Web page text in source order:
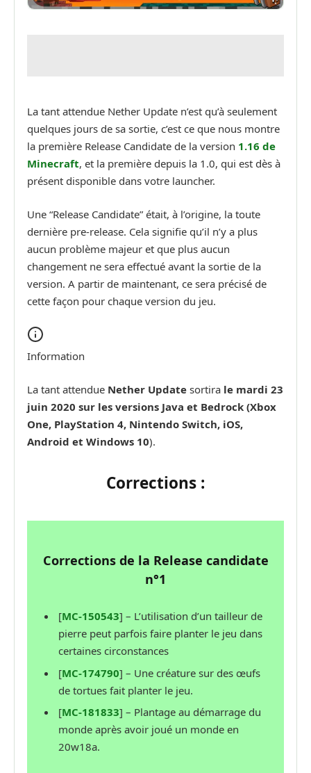
La tant attendue Nether Update n’est qu’à seulement
quelques jours de sa sortie, c’est ce que nous montre
la première Release Candidate de la version 1.16 de
Minecraft, et la première depuis la 1.0, qui est dès à
présent disponible dans votre launcher.
Une “Release Candidate” était, à l’origine, la toute
dernière pre-release. Cela signifie qu’il n’y a plus
aucun problème majeur et que plus aucun
changement ne sera effectué avant la sortie de la
version. A partir de maintenant, ce sera précisé de
cette façon pour chaque version du jeu.
Information
La tant attendue Nether Update sortira le mardi 23
juin 2020 sur les versions Java et Bedrock (Xbox
One, PlayStation 4, Nintendo Switch, iOS,
Android et Windows 10).
Corrections :
Corrections de la Release candidate
n°1
[MC-150543] – L’utilisation d’un tailleur de
pierre peut parfois faire planter le jeu dans
certaines circonstances
[MC-174790] – Une créature sur des œufs
de tortues fait planter le jeu.
[MC-181833] – Plantage au démarrage du
monde après avoir joué un monde en
20w18a.